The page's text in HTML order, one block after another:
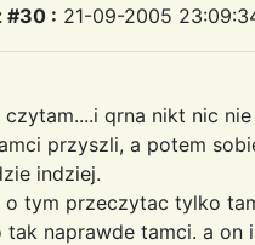
#30 : 21-09-2005
qrna nikt nic
przyszli, a potem
indziej.
o tym przeczytac tylko
naprawde tamci. a on